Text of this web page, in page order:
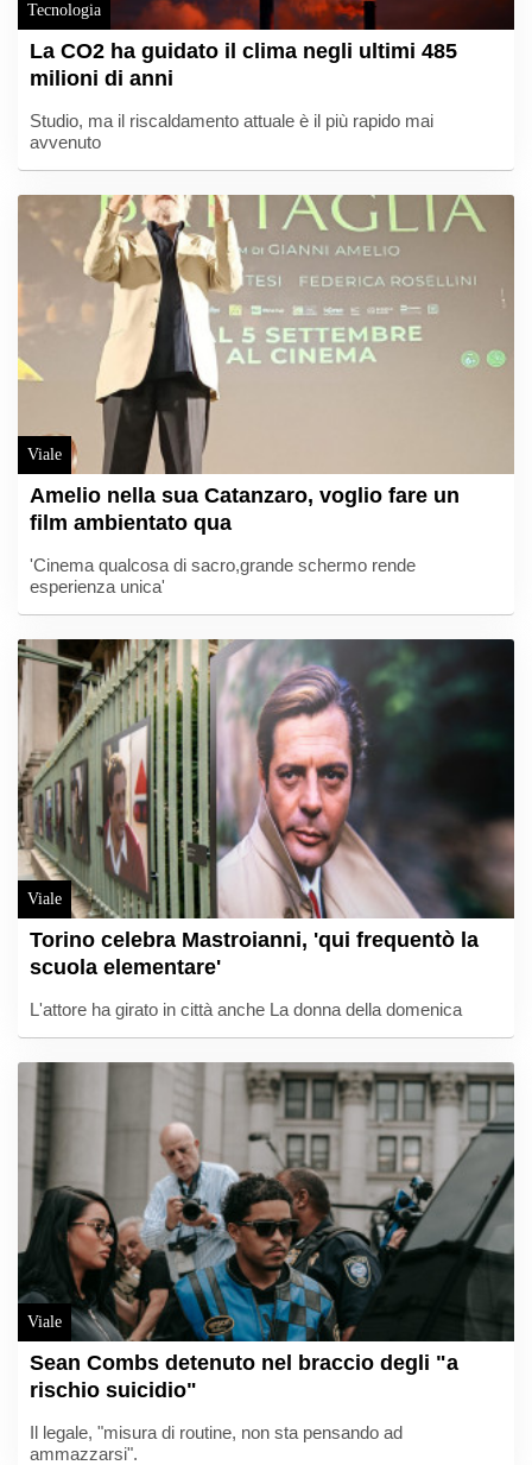
Tecnologia
La CO2 ha guidato il clima negli ultimi 485
milioni di anni
Studio, ma il riscaldamento attuale è il più rapido mai
avvenuto
Viale
Amelio nella sua Catanzaro, voglio fare un
film ambientato qua
'Cinema qualcosa di sacro,grande schermo rende
esperienza unica'
Viale
Torino celebra Mastroianni, 'qui frequentò la
scuola elementare'
L'attore ha girato in città anche La donna della domenica
Viale
Sean Combs detenuto nel braccio degli "a
rischio suicidio"
Il legale, "misura di routine, non sta pensando ad
ammazzarsi".